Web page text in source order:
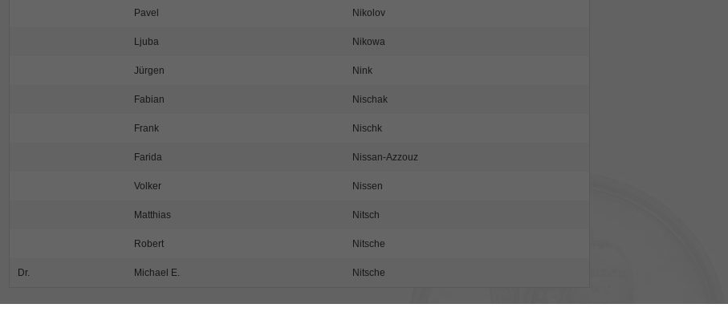
Pavel Nikolov
Ljuba Nikowa
Jürgen Nink
Fabian Nischak
Frank Nischk
Farida Nissan-Azzouz
Volker Nissen
Matthias Nitsch
Robert Nitsche
Dr. Michael E. Nitsche